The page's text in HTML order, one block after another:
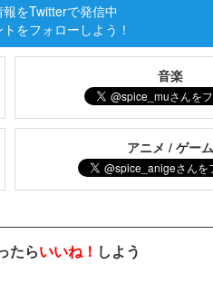
をTwitterで発信中
をフォローしよう！
音楽
アニメ / ゲー
たらいいね！ しよう